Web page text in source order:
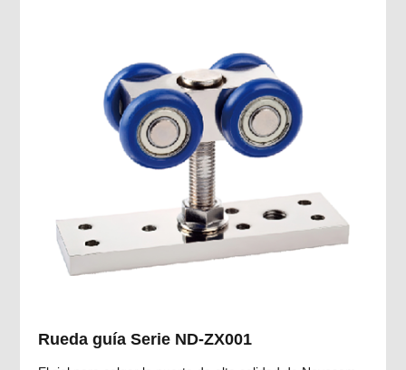
Rueda guía Serie ND-ZX001